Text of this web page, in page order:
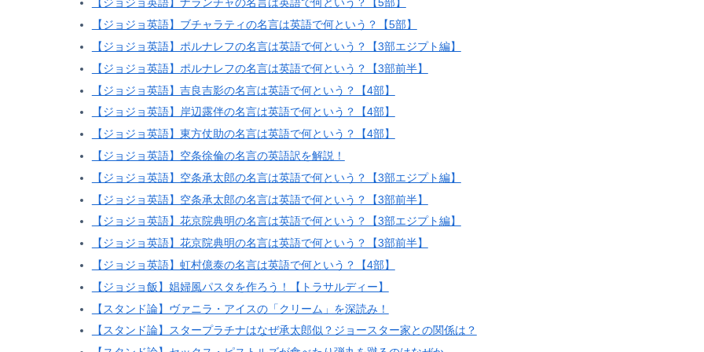
【ジョジョ英語】ナランチャの名言は英語で何という？【5部】
【ジョジョ英語】ブチャラティの名言は英語で何という？【5部】
【ジョジョ英語】ポルナレフの名言は英語で何という？【3部エジプト編】
【ジョジョ英語】ポルナレフの名言は英語で何という？【3部前半】
【ジョジョ英語】吉良吉影の名言は英語で何という？【4部】
【ジョジョ英語】岸辺露伴の名言は英語で何という？【4部】
【ジョジョ英語】東方仗助の名言は英語で何という？【4部】
【ジョジョ英語】空条徐倫の名言の英語訳を解説！
【ジョジョ英語】空条承太郎の名言は英語で何という？【3部エジプト編】
【ジョジョ英語】空条承太郎の名言は英語で何という？【3部前半】
【ジョジョ英語】花京院典明の名言は英語で何という？【3部エジプト編】
【ジョジョ英語】花京院典明の名言は英語で何という？【3部前半】
【ジョジョ英語】虹村億泰の名言は英語で何という？【4部】
【ジョジョ飯】娼婦風パスタを作ろう！【トラサルディー】
【スタンド論】ヴァニラ・アイスの「クリーム」を深読み！
【スタンド論】スタープラチナはなぜ承太郎似？ジョースター家との関係は？